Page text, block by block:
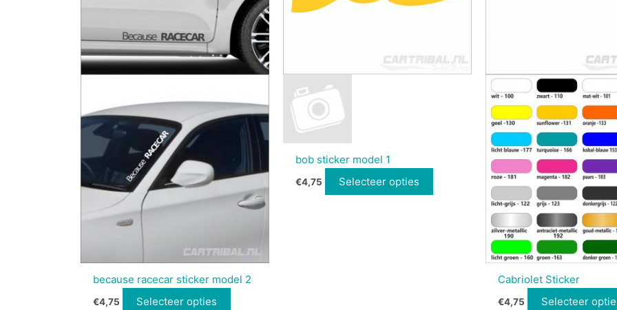
because racecar sticker model 2
€4,75
Selecteer opties
bob sticker model 1
€4,75 Selecteer opties
Cabriolet Sticker
€4,75
Selecteer